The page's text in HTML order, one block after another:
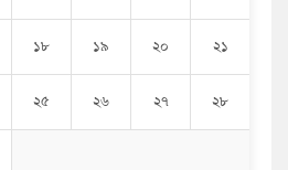
১৮ ১৯ ২০ ২১
২৫ ২৬ ২৭ ২৮